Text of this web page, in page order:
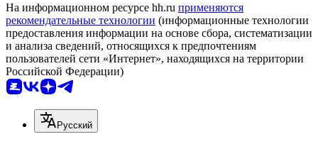
На информационном ресурсе hh.ru применяются
рекомендательные технологии (информационные технологии
предоставления информации на основе сбора, систематизации
и анализа сведений, относящихся к предпочтениям
пользователей сети «Интернет», находящихся на территории
Российской Федерации)
Русский